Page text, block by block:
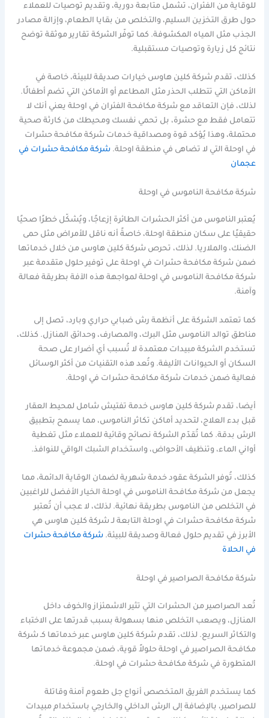
للوقاية من الفئران، تشمل متابعة دورية، وتقديم توصيات للعملاء
حول طرق التخزين السليم، والتخلص من بقايا الطعام، وإزالة مصادر
الجذب مثل المياه المكشوفة. كما توفّر الشركة تقارير موثقة توضح
نتائج كل زيارة وتوصيات مستقبلية.
كذلك، تقدم شركة كلين هاوس خيارات صديقة للبيئة، خاصة في
الأماكن التي تتطلب الحذر مثل المطاعم أو الأماكن التي تضم أطفالًا.
لذلك، فإن التعاقد مع شركة مكافحة الفئران في اوحلة يعني أنك لا
تتعامل فقط مع حشرة، بل تحمي نفسك ومحيطك من كارثة صحية
محتملة، وهذا يُؤكد قوة ومصداقية خدمات شركة مكافحة حشرات
في اوحلة التي لا تضاهى في منطقة اوحلة.شركة مكافحة حشرات في
عجمان
شركة مكافحة الناموس في اوحلة
يُعتبر الناموس من أكثر الحشرات الطائرة إزعاجًا، ويُشكّل خطرًا صحيًا
حقيقيًا على سكان منطقة اوحلة، خاصةً أنه ناقل للأمراض مثل حمى
الضنك، والملاريا. لذلك، تحرص شركة كلين هاوس من خلال خدماتها
ضمن شركة مكافحة حشرات في اوحلة على توفير حلول متقدمة عبر
شركة مكافحة الناموس في اوحلة لمواجهة هذه الآفة بطريقة فعالة
وآمنة.
كما تعتمد الشركة على أنظمة رش ضبابي حراري وبارد، تصل إلى
مناطق توالد الناموس مثل البرك، والمصارف، وحدائق المنازل. كذلك،
تستخدم الشركة مبيدات معتمدة لا تُسبب أي أضرار على صحة
السكان أو الحيوانات الأليفة. وتُعد هذه التقنيات من أكثر الوسائل
فعالية ضمن خدمات شركة مكافحة حشرات في اوحلة.
أيضا، تقدم شركة كلين هاوس خدمة تفتيش شامل لمحيط العقار
قبل بدء العلاج، لتحديد أماكن تكاثر الناموس، مما يسمح بتطبيق
الرش بدقة. كما تُقدّم الشركة نصائح وقائية للعملاء مثل تغطية
أواني الماء، وتنظيف الأحواض، واستخدام الشبك الواقي للنوافذ.
كذلك، تُوفر الشركة عقود خدمة شهرية لضمان الوقاية الدائمة، مما
يجعل من شركة مكافحة الناموس في اوحلة الخيار الأفضل للراغبين
في التخلص من الناموس بطريقة نهائية. لذلك، لا عجب أن تُعتبر
شركة مكافحة حشرات في اوحلة التابعة لـ شركة كلين هاوس هي
الأبرز في تقديم حلول فعالة وصديقة للبيئة.شركة مكافحة حشرات
في الحلاة
شركة مكافحة الصراصير في اوحلة
تُعد الصراصير من الحشرات التي تثير الاشمئزاز والخوف داخل
المنازل، ويصعب التخلص منها بسهولة بسبب قدرتها على الاختباء
والتكاثر السريع. لذلك، تقدم شركة كلين هاوس عبر خدماتها كـ شركة
مكافحة الصراصير في اوحلة حلولاً قوية، ضمن مجموعة خدماتها
المتطورة في شركة مكافحة حشرات في اوحلة.
كما يستخدم الفريق المتخصص أنواع جل طعوم آمنة وقاتلة
للصراصير، بالإضافة إلى الرش الداخلي والخارجي باستخدام مبيدات